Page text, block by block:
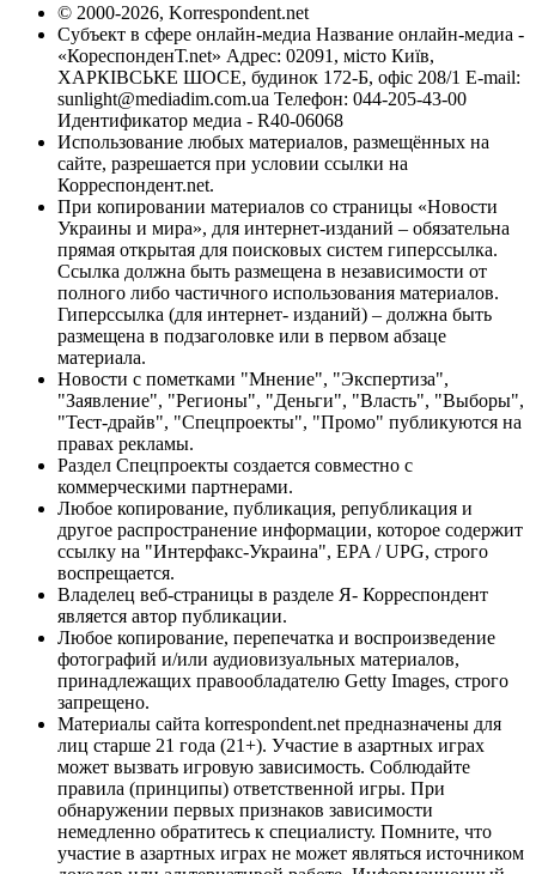
© 2000-2026, Korrespondent.net
Субъект в сфере онлайн-медиа Название онлайн-медиа -
«КореспонденТ.net» Адрес: 02091, місто Київ,
ХАРКІВСЬКЕ ШОСЕ, будинок 172-Б, офіс 208/1 E-mail:
sunlight@mediadim.com.ua Телефон: 044-205-43-00
Идентификатор медиа - R40-06068
Использование любых материалов, размещённых на
сайте, разрешается при условии ссылки на
Корреспондент.net.
При копировании материалов со страницы «Новости
Украины и мира», для интернет-изданий – обязательна
прямая открытая для поисковых систем гиперссылка.
Ссылка должна быть размещена в независимости от
полного либо частичного использования материалов.
Гиперссылка (для интернет- изданий) – должна быть
размещена в подзаголовке или в первом абзаце
материала.
Новости с пометками "Мнение", "Экспертиза",
"Заявление", "Регионы", "Деньги", "Власть", "Выборы",
"Тест-драйв", "Спецпроекты", "Промо" публикуются на
правах рекламы.
Раздел Спецпроекты создается совместно с
коммерческими партнерами.
Любое копирование, публикация, републикация и
другое распространение информации, которое содержит
ссылку на "Интерфакс-Украина", EPA / UPG, строго
воспрещается.
Владелец веб-страницы в разделе Я- Корреспондент
является автор публикации.
Любое копирование, перепечатка и воспроизведение
фотографий и/или аудиовизуальных материалов,
принадлежащих правообладателю Getty Images, строго
запрещено.
Материалы сайта korrespondent.net предназначены для
лиц старше 21 года (21+). Участие в азартных играх
может вызвать игровую зависимость. Соблюдайте
правила (принципы) ответственной игры. При
обнаружении первых признаков зависимости
немедленно обратитесь к специалисту. Помните, что
участие в азартных играх не может являться источником